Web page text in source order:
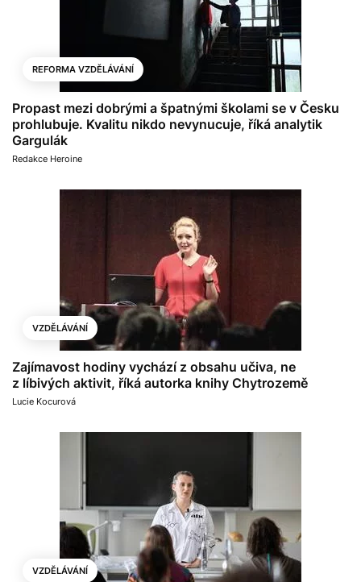
REFORMA VZDĚLÁVÁNÍ
Propast mezi dobrými a špatnými školami se v Česku
prohlubuje. Kvalitu nikdo nevynucuje, říká analytik
Gargulák
Redakce Heroine
VZDĚLÁVÁNÍ
Zajímavost hodiny vychází z obsahu učiva, ne
z líbivých aktivit, říká autorka knihy Chytrozemě
Lucie Kocurová
VZDĚLÁVÁNÍ